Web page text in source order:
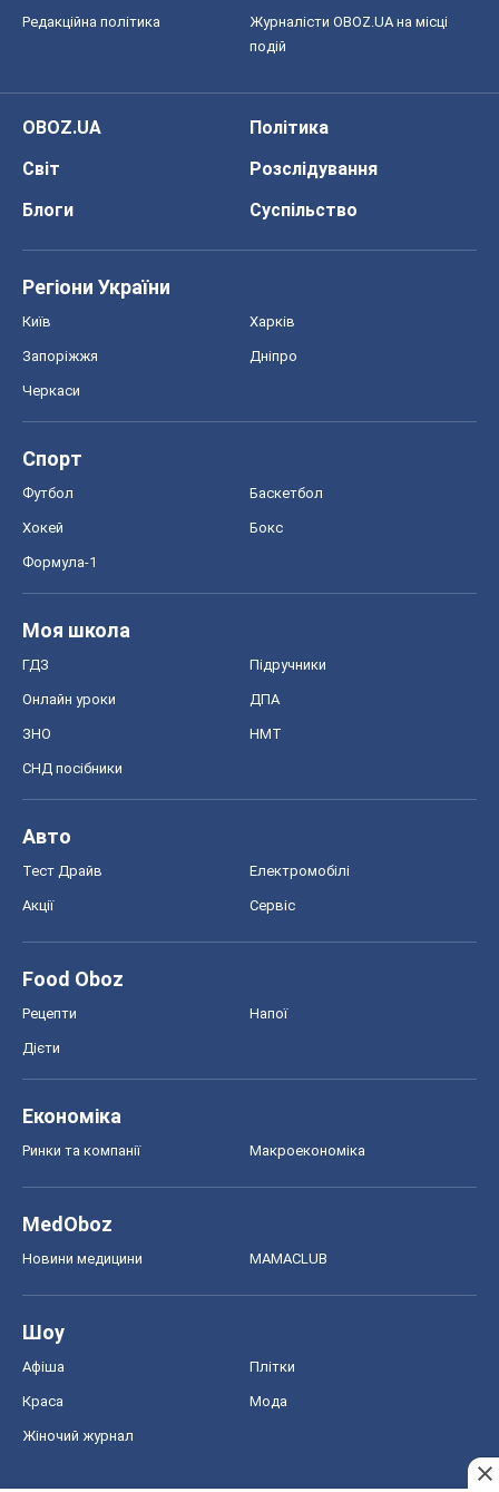
Редакційна політика
Журналісти OBOZ.UA на місці
подій
OBOZ.UA
Політика
Світ
Розслідування
Блоги
Суспільство
Регіони України
Київ Харків
Запоріжжя Дніпро
Черкаси
Спорт
Футбол Баскетбол
Хокей Бокс
Формула-1
Моя школа
ГДЗ Підручники
Онлайн уроки ДПА
ЗНО НМТ
СНД посібники
Авто
Тест Драйв Електромобілі
Акції Сервіс
Food Oboz
Рецепти Напої
Дієти
Економіка
Ринки та компанії Макроекономіка
MedOboz
Новини медицини MAMACLUB
Шоу
Афіша Плітки
Краса Мода
Жіночий журнал